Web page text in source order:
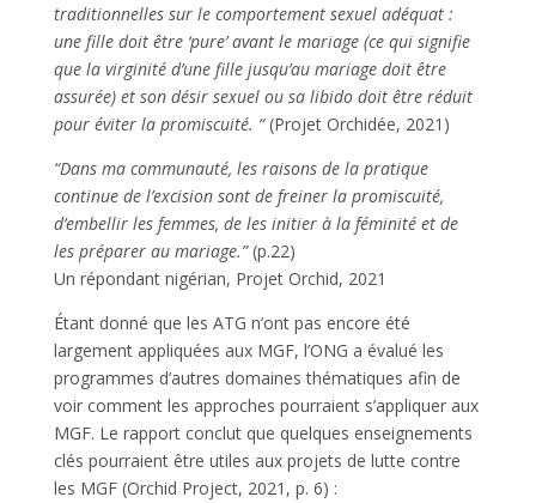
traditionnelles sur le comportement sexuel adéquat :
une fille doit être ‘pure’ avant le mariage (ce qui signifie
que la virginité d’une fille jusqu’au mariage doit être
assurée) et son désir sexuel ou sa libido doit être réduit
pour éviter la promiscuité. “(Projet Orchidée, 2021)
“Dans ma communauté, les raisons de la pratique
continue de l’excision sont de freiner la promiscuité,
d’embellir les femmes, de les initier à la féminité et de
les préparer au mariage.”(p.22)
Un répondant nigérian, Projet Orchid, 2021
Étant donné que les ATG n’ont pas encore été
largement appliquées aux MGF, l’ONG a évalué les
programmes d’autres domaines thématiques afin de
voir comment les approches pourraient s’appliquer aux
MGF. Le rapport conclut que quelques enseignements
clés pourraient être utiles aux projets de lutte contre
les MGF (Orchid Project, 2021, p. 6) :